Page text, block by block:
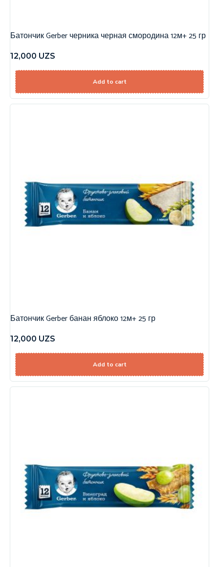
Батончик Gerber черника черная смородина 12м+ 25 гр
12,000 UZS
Add to cart
Батончик Gerber банан яблоко 12м+ 25 гр
12,000 UZS
Add to cart